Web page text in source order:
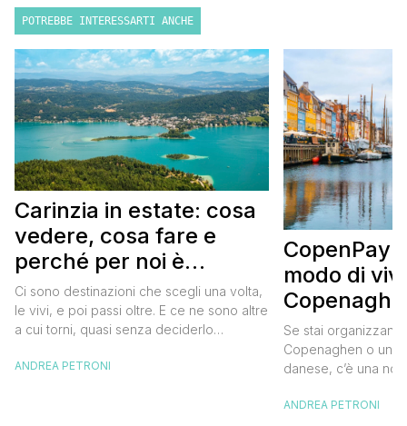
POTREBBE INTERESSARTI ANCHE
Carinzia in estate: cosa
vedere, cosa fare e
perché per noi è
diventata una
destinazione del cuore
Ci sono destinazioni che scegli una volta,
le vivi, e poi passi oltre. E ce ne sono altre
a cui torni, quasi senza deciderlo
richiamarti indietro più che il contrario. Per
ANDREA PETRONI
CopenPay:
modo di
meglio e
meno
Se stai
Copenaghen o un
danese, c’è una
CopenPay ed è
ANDREA PETRONI